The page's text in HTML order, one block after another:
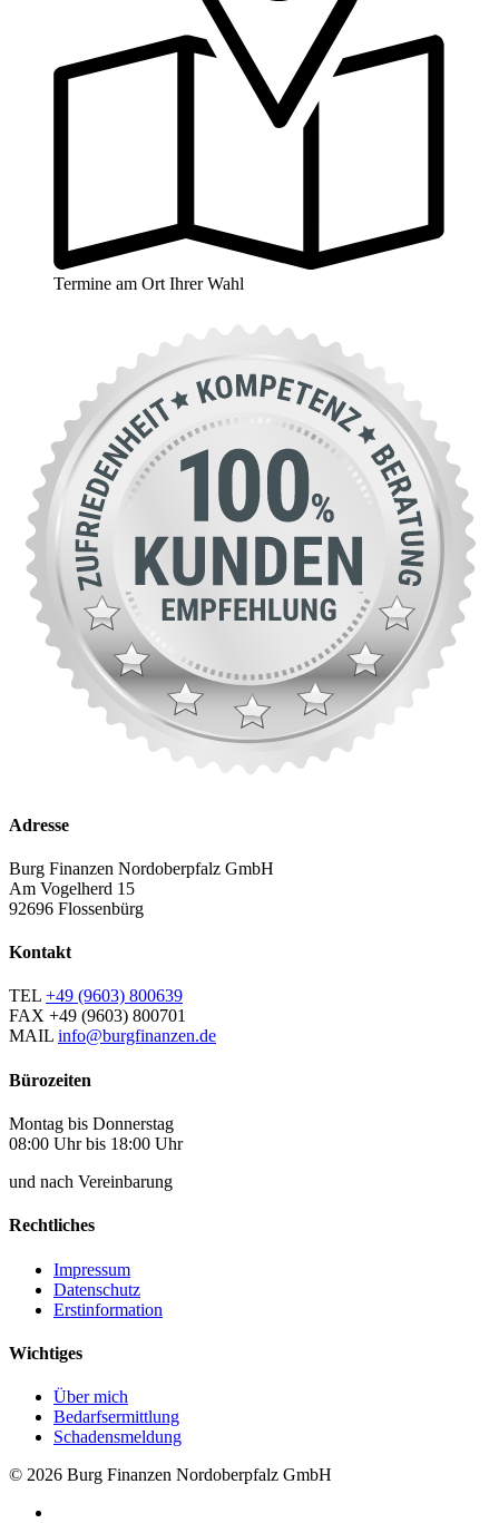
Termine am Ort Ihrer Wahl
Adresse
Burg Finanzen Nordoberpfalz GmbH
Am Vogelherd 15
92696 Flossenbürg
Kontakt
TEL +49 (9603) 800639
FAX +49 (9603) 800701
MAIL info@burgfinanzen.de
Bürozeiten
Montag bis Donnerstag
08:00 Uhr bis 18:00 Uhr
und nach Vereinbarung
Rechtliches
Impressum
Datenschutz
Erstinformation
Wichtiges
Über mich
Bedarfsermittlung
Schadensmeldung
© 2026 Burg Finanzen Nordoberpfalz GmbH